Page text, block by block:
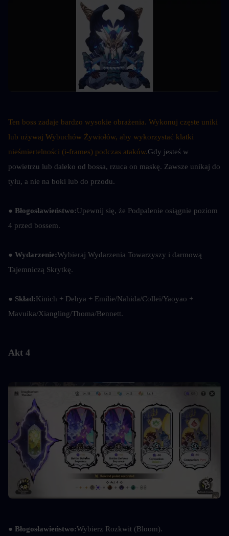
Ten boss zadaje bardzo wysokie obrażenia. Wykonuj częste uniki
lub używaj Wybuchów Żywiołów, aby wykorzystać klatki
nieśmiertelności (i-frames) podczas ataków.Gdy jesteś w
powietrzu lub daleko od bossa, rzuca on maskę. Zawsze unikaj do
tyłu, a nie na boki lub do przodu.
● Błogosławieństwo:Upewnij się, że Podpalenie osiągnie poziom
4 przed bossem.
● Wydarzenie:Wybieraj Wydarzenia Towarzyszy i darmową
Tajemniczą Skrytkę.
● Skład:Kinich + Dehya + Emilie/Nahida/Collei/Yaoyao +
Mavuika/Xiangling/Thoma/Bennett.
Akt 4
● Błogosławieństwo:Wybierz Rozkwit (Bloom).